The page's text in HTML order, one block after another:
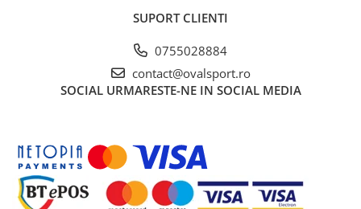
SUPORT CLIENTI
0755028884
contact@ovalsport.ro
SOCIAL URMARESTE-NE IN SOCIAL MEDIA